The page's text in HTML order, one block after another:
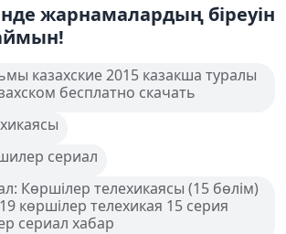
жарнамалардың біреуін
казахские 2015 казакша туралы
бесплатно скачать
сериал
Көршілер телехикаясы (15 бөлім)
көршілер телехикая 15 серия
сериал хабар